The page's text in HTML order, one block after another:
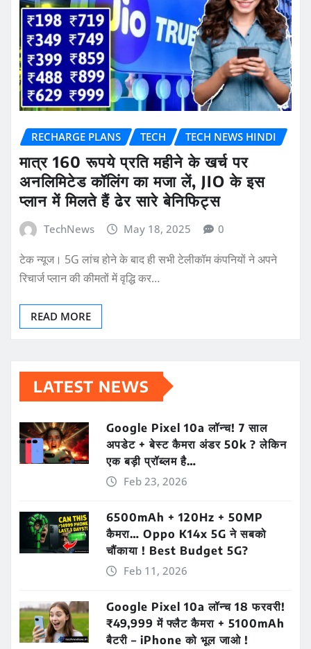
RECHARGE PLANS TECH TECH NEWS HINDI
मात्र 160 रूपये प्रति महीने के खर्च पर
अनलिमिटेड कॉलिंग का मजा लें, JIO के इस
प्लान में मिलते हैं ढेर सारे बेनिफिट्स
TechNews May 18, 2025 0
टेक न्यूज। 5G लांच होने के बाद ही सभी टेलीकॉम कंपनियों ने अपने
रिचार्ज प्लान की कीमतों में वृद्धि कर…
READ MORE
LATEST NEWS
Google Pixel 10a लॉन्च! 7 साल
अपडेट + बेस्ट कैमरा अंडर 50k ? लेकिन
एक बड़ी प्रॉब्लम है…
Feb 23, 2026
6500mAh + 120Hz + 50MP
कैमरा… Oppo K14x 5G ने सबको
चौंकाया ! Best Budget 5G?
Feb 11, 2026
Google Pixel 10a लॉन्च 18 फरवरी!
₹49,999 में फ्लैट कैमरा + 5100mAh
बैटरी – iPhone को भूल जाओ !